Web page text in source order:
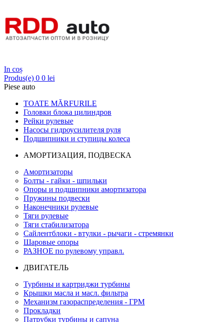
In coș
Produs(e) 0 0 lei
Piese auto
TOATE MĂRFURILE
Головки блока цилиндров
Рейки рулевые
Насосы гидроусилителя руля
Подшипники и ступицы колеса
АМОРТИЗАЦИЯ, ПОДВЕСКА
Амортизаторы
Болты - гайки - шпильки
Опоры и подшипники амортизатора
Пружины подвески
Наконечники рулевые
Тяги рулевые
Тяги стабилизатора
Сайлентблоки - втулки - рычаги - стремянки
Шаровые опоры
РАЗНОЕ по рулевому управл.
ДВИГАТЕЛЬ
Турбины и картриджи турбины
Крышки масла и масл. фильтра
Механизм газораспределения - ГРМ
Прокладки
Патрубки турбины и сапуна